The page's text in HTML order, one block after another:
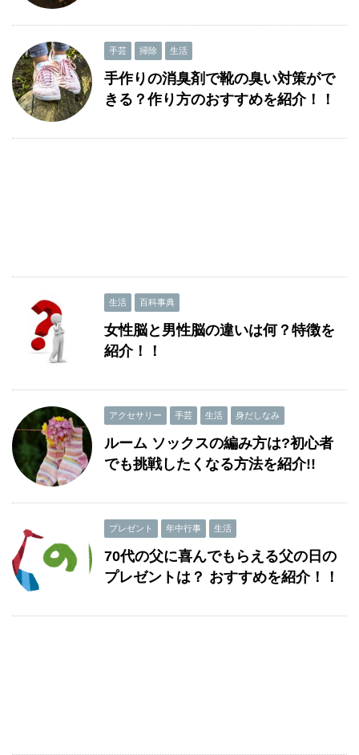
手芸 掃除 生活
手作りの消臭剤で靴の臭い対策がで
きる？作り方のおすすめを紹介！！
生活 百科事典
女性脳と男性脳の違いは何？特徴を
紹介！！
アクセサリー 手芸 生活 身だしなみ
ルーム ソックスの編み方は?初心者
でも挑戦したくなる方法を紹介!!
プレゼント 年中行事 生活
70代の父に喜んでもらえる父の日の
プレゼントは？ おすすめを紹介！！